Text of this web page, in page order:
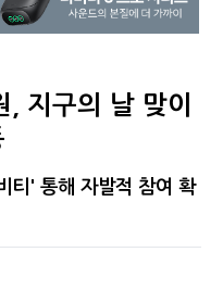
, 지구의 날 맞이
티' 통해 자발적 참여 확